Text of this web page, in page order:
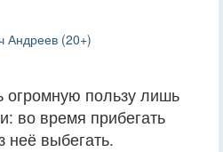
Андреев (20+)
огромную пользу лишь
во время прибегать
неё выбегать.